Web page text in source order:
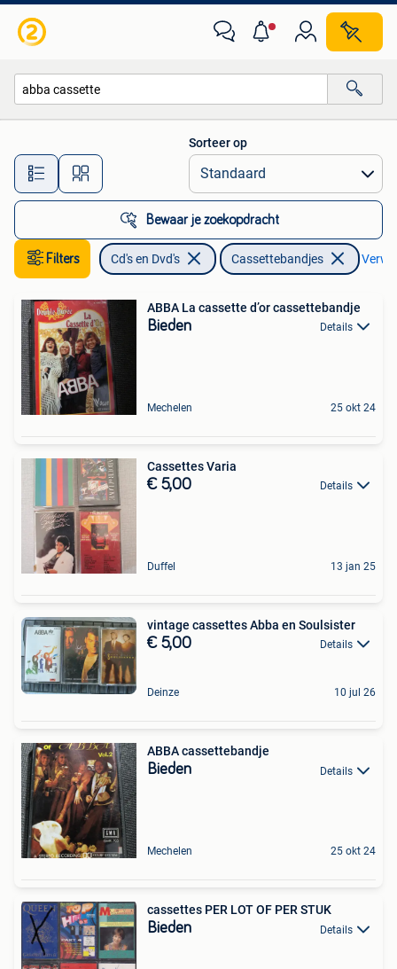
Alle afstanden…
Sorteer op
Bewaar je zoekopdracht
Filters Cd's en Dvd's Cassettebandjes
ABBA La cassette d’or cassettebandje
Bieden Details
Mechelen 25 okt 24
Cassettes Varia
€ 5,00 Details
Duffel 13 jan 25
vintage cassettes Abba en Soulsister
€ 5,00 Details
Deinze 10 jul 26
ABBA cassettebandje
Bieden Details
Mechelen 25 okt 24
cassettes PER LOT OF PER STUK
Bieden Details